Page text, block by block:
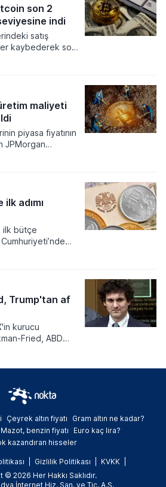
son 2
indi
satış
kaybederek son
gördü.
maliyeti
piyasa fiyatının
JPMorgan
kârlılık
adımı
ilk bütçe
Trump'tan af
kurucu
Fried, ABD
resmi olarak af
Çeyrek altın fiyatı
Gram altın ne kadar?
Mazot, benzin fiyatı
Euro kaç lira?
kazandıran hisseler
Gizlilik Politikası
KVKK
© 2026 Her Hakkı Saklıdır.
İnternet Hiz. San. ve Tic. A.Ş.